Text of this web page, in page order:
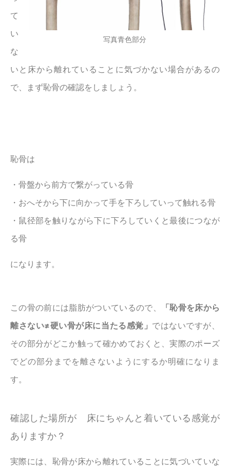
写真青色部分
て
い
な
いと床から離れていることに気づかない場合があるの
で、まず恥骨の確認をしましょう。
恥骨は
・骨盤から前方で繋がっている骨
・おへそから下に向かって手を下ろしていって触れる骨
・鼠径部を触りながら下に下ろしていくと最後につなが
る骨
になります。
この骨の前には脂肪がついているので、
「恥骨を床から
離さない≠硬い骨が床に当たる感覚」 ではないですが、
その部分がどこか触って確かめておくと、実際のポーズ
でどの部分までを離さないようにするか明確になりま
す。
確認した場所が 床にちゃんと着いている感覚が
ありますか？
実際には、恥骨が床から離れていることに気づいていな